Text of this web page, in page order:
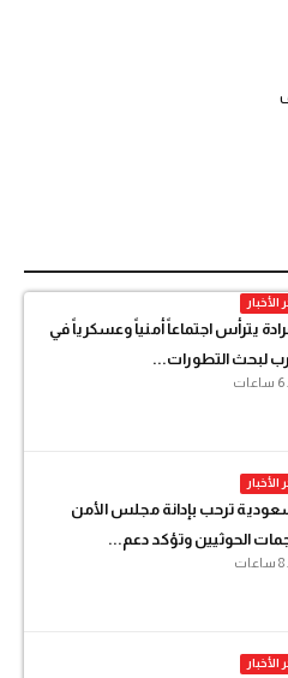
الأخبار
يترأس اجتماعاً أمنياً وعسكرياً في
لبحث التطورات...
الأخبار
ترحب بإدانة مجلس الأمن
الحوثيين وتؤكد دعم...
الأخبار